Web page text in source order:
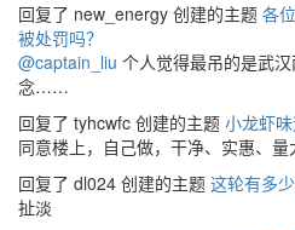
回复了 new_energy 创建的主题 各
被处罚吗？
@captain_liu 个人觉得最吊的是武
念……
回复了 tyhcwfc 创建的主题 小龙虾味
同意楼上，自己做，干净、实惠、
回复了 dl024 创建的主题 这轮有多
扯淡